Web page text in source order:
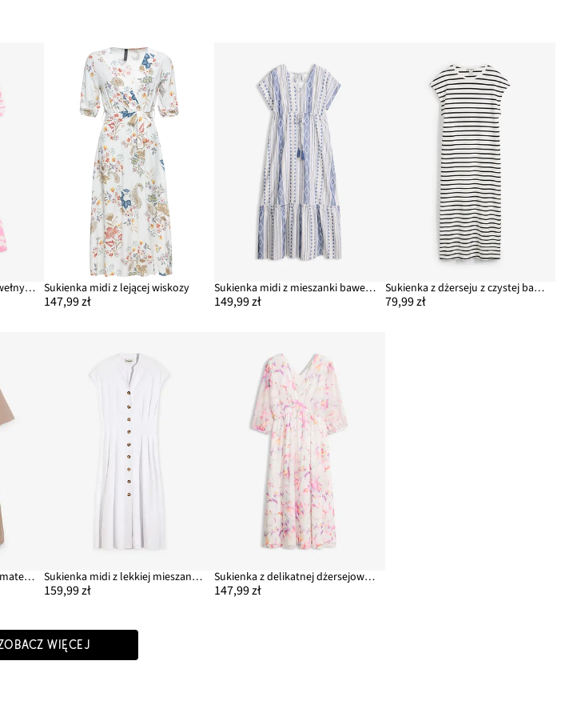
Sukienka midi z czystej bawełny organicznej Sukienka midi z lejącej wiskozy
147,99 zł
Sukienka midi z mieszanki bawełny
149,99 zł
Sukienka z dżerseju z czystej bawełny
79,99 zł
Sukienka midi z mieszanki materiałów Sukienka midi z lekkiej mieszanki lnu
159,99 zł
Sukienka z delikatnej dżersejowej siateczki
147,99 zł
WIĘCEJ